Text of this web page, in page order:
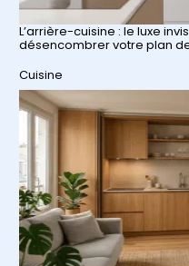
L’arrière-cuisine : le luxe
désencombrer votre plan
Par rapport à
Cuisine